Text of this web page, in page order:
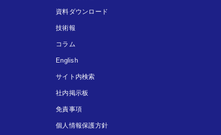
資料ダウンロード
技術報
コラム
English
サイト内検索
社内掲示板
免責事項
個人情報保護方針